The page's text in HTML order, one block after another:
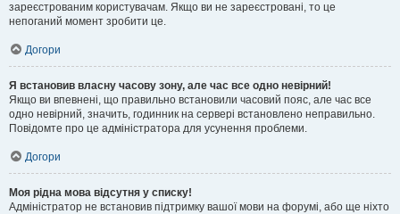
зареєстрованим користувачам. Якщо ви не зареєстровані, то це
непоганий момент зробити це.
Догори
Я встановив власну часову зону, але час все одно невірний!
Якщо ви впевнені, що правильно встановили часовий пояс, але час все
одно невірний, значить, годинник на сервері встановлено неправильно.
Повідомте про це адміністратора для усунення проблеми.
Догори
Моя рідна мова відсутня у списку!
Адміністратор не встановив підтримку вашої мови на форумі, або ще ніхто